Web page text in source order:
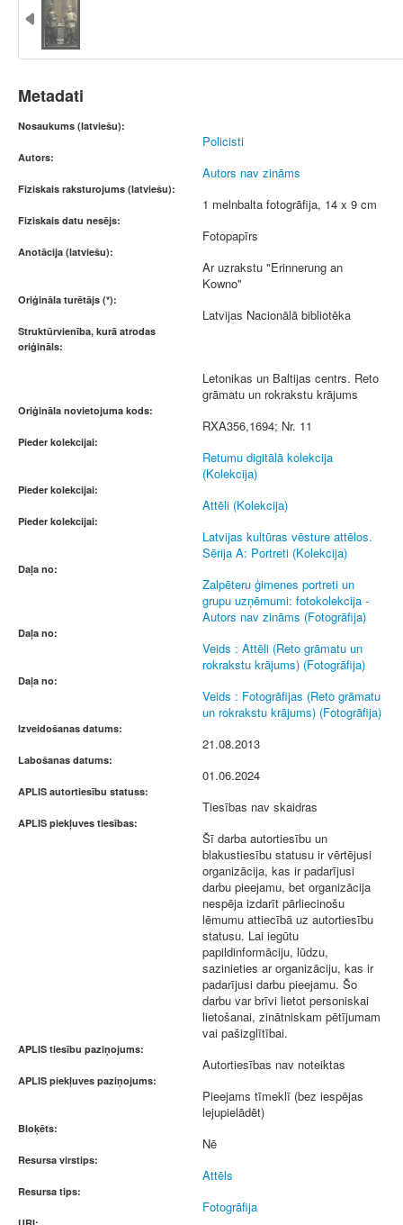
Metadati
Nosaukums (latviešu):
Policisti
Autors:
Autors nav zināms
Fiziskais raksturojums (latviešu):
1 melnbalta fotogrāfija, 14 x 9 cm
Fiziskais datu nesējs:
Fotopapīrs
Anotācija (latviešu):
Ar uzrakstu "Erinnerung an
Kowno"
Oriģināla turētājs (*):
Latvijas Nacionālā bibliotēka
Struktūrvienība, kurā atrodas
oriģināls:
Letonikas un Baltijas centrs. Reto
grāmatu un rokrakstu krājums
Oriģināla novietojuma kods:
RXA356,1694; Nr. 11
Pieder kolekcijai:
Retumu digitālā kolekcija
(Kolekcija)
Pieder kolekcijai:
Attēli (Kolekcija)
Pieder kolekcijai:
Latvijas kultūras vēsture attēlos.
Sērija A: Portreti (Kolekcija)
Daļa no:
Zalpēteru ģimenes portreti un
grupu uzņēmumi: fotokolekcija -
Autors nav zināms (Fotogrāfija)
Daļa no:
Veids : Attēli (Reto grāmatu un
rokrakstu krājums) (Fotogrāfija)
Daļa no:
Veids : Fotogrāfijas (Reto grāmatu
un rokrakstu krājums) (Fotogrāfija)
Izveidošanas datums:
21.08.2013
Labošanas datums:
01.06.2024
APLIS autortiesību statuss:
Tiesības nav skaidras
APLIS piekļuves tiesības:
Šī darba autortiesību un
blakustiesību statusu ir vērtējusi
organizācija, kas ir padarījusi
darbu pieejamu, bet organizācija
nespēja izdarīt pārliecinošu
lēmumu attiecībā uz autortiesību
statusu. Lai iegūtu
papildinformāciju, lūdzu,
sazinieties ar organizāciju, kas ir
padarījusi darbu pieejamu. Šo
darbu var brīvi lietot personiskai
lietošanai, zinātniskam pētījumam
vai pašizglītībai.
APLIS tiesību paziņojums:
Autortiesības nav noteiktas
APLIS piekļuves paziņojums:
Pieejams tīmeklī (bez iespējas
lejupielādēt)
Bloķēts:
Nē
Resursa virstips:
Attēls
Resursa tips:
Fotogrāfija